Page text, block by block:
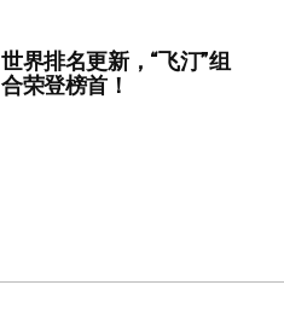
世界排名更新，“飞汀”组
合荣登榜首！